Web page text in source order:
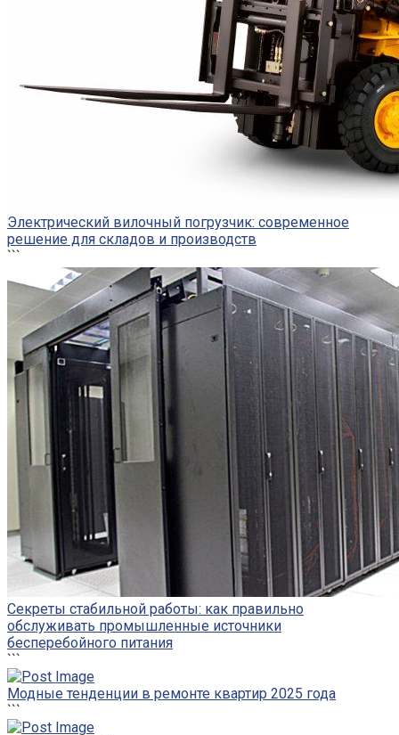
Электрический вилочный погрузчик: современное
решение для складов и производств
```
Секреты стабильной работы: как правильно
обслуживать промышленные источники
бесперебойного питания
```
Модные тенденции в ремонте квартир 2025 года
```